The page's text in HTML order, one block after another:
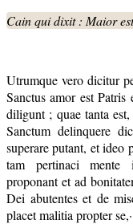
Cain qui dixit : Maior
Utrumque vero dicitur
Sanctus amor est
diligunt ; quae tanta
Sanctum delinquere
superare putant, et ideo
tam pertinaci mente
proponant et ad
Dei abutentes et de
placet malitia propter